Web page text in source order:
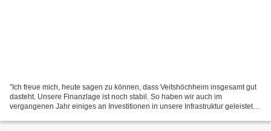
"Ich freue mich, heute sagen zu können, dass Veitshöchheim insgesamt gut
dasteht. Unsere Finanzlage ist noch stabil. So haben wir auch im
vergangenen Jahr einiges an Investitionen in unsere Infrastruktur geleistet